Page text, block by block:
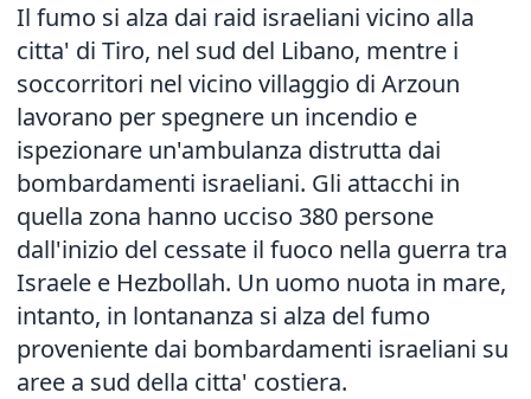
Il fumo si alza dai raid israeliani vicino alla
citta' di Tiro, nel sud del Libano, mentre i
soccorritori nel vicino villaggio di Arzoun
lavorano per spegnere un incendio e
ispezionare un'ambulanza distrutta dai
bombardamenti israeliani. Gli attacchi in
quella zona hanno ucciso 380 persone
dall'inizio del cessate il fuoco nella guerra tra
Israele e Hezbollah. Un uomo nuota in mare,
intanto, in lontananza si alza del fumo
proveniente dai bombardamenti israeliani su
aree a sud della citta' costiera.